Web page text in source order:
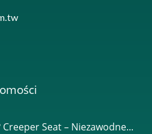
Creeper Seat – Niezawodne...